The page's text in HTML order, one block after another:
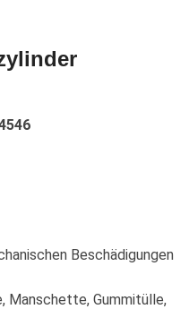
Beschädigungen
Manschette, Gummitülle,